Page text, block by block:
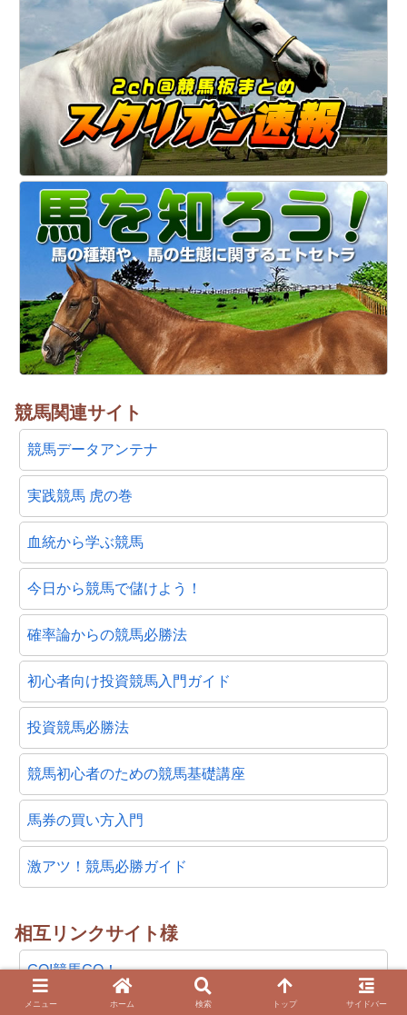
競馬関連サイト
競馬データアンテナ
実践競馬 虎の巻
血統から学ぶ競馬
今日から競馬で儲けよう！
確率論からの競馬必勝法
初心者向け投資競馬入門ガイド
投資競馬必勝法
競馬初心者のための競馬基礎講座
馬券の買い方入門
激アツ！競馬必勝ガイド
相互リンクサイト様
GO!競馬GO！
メニュー ホーム 検索 トップ サイドバー